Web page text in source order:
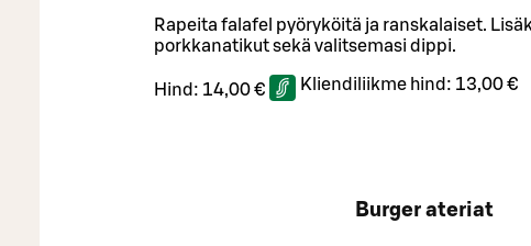
Rapeita falafel pyöryköitä ja ranskalaiset.
porkkanatikut sekä valitsemasi dippi.
Hind: 14,00 € Kliendiliikme hind: 13,00 €
Burger ateriat